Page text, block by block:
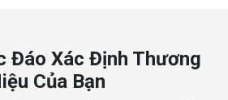
Đáo Xác Định Thương
Của Bạn